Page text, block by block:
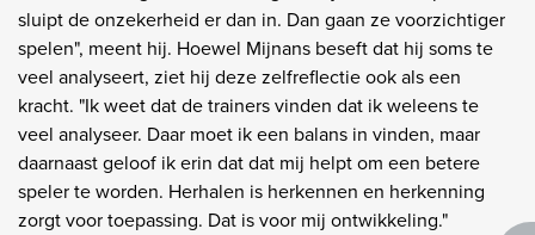
sluipt de onzekerheid er dan in. Dan gaan ze voorzichtiger
spelen", meent hij. Hoewel Mijnans beseft dat hij soms te
veel analyseert, ziet hij deze zelfreflectie ook als een
kracht. "Ik weet dat de trainers vinden dat ik weleens te
veel analyseer. Daar moet ik een balans in vinden, maar
daarnaast geloof ik erin dat dat mij helpt om een betere
speler te worden. Herhalen is herkennen en herkenning
zorgt voor toepassing. Dat is voor mij ontwikkeling."